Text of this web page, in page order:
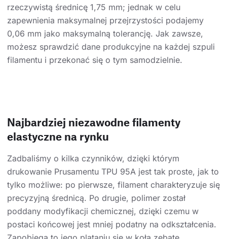
rzeczywistą średnicę 1,75 mm; jednak w celu
zapewnienia maksymalnej przejrzystości podajemy
0,06 mm jako maksymalną tolerancję. Jak zawsze,
możesz sprawdzić dane produkcyjne na każdej szpuli
filamentu i przekonać się o tym samodzielnie.
Najbardziej niezawodne filamenty
elastyczne na rynku
Zadbaliśmy o kilka czynników, dzięki którym
drukowanie Prusamentu TPU 95A jest tak proste, jak to
tylko możliwe: po pierwsze, filament charakteryzuje się
precyzyjną średnicą. Po drugie, polimer został
poddany modyfikacji chemicznej, dzięki czemu w
postaci końcowej jest mniej podatny na odkształcenia.